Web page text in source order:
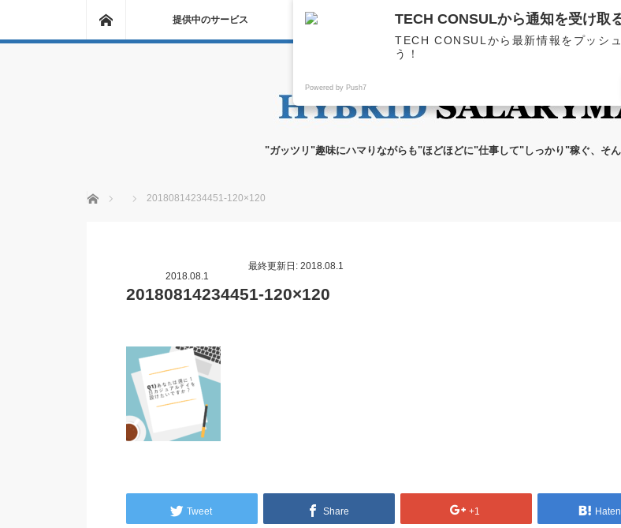
提供中のサービス 無料メール講座 ブログの執筆者
"ガッツリ"趣味にハマりながらも"ほどほどに"仕事して"しっかり"稼ぐ、そ
ホーム 20180814234451-120×120
2018.08.1
最終更新日: 2018.08.1
20180814234451-120×120
Tweet Share +1
TECH CONSULから通知を受け取
TECH CONSULから最新情報をプッシ
う！
Powered by Push7